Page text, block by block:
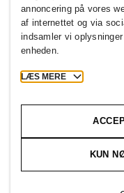
DENMARK
Presse
Cookies
2026 H
annoncering på vores
af internettet og via
indsamler vi
enheden.
LÆS MERE
KUN